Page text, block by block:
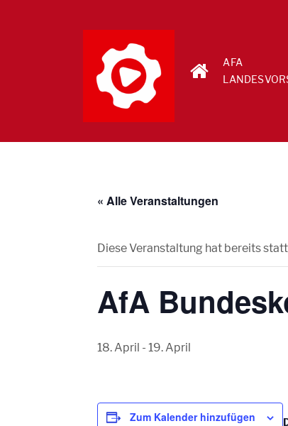
AFA
« Alle Veranstaltungen
Diese Veranstaltung hat bereits
AfA
18. April - 19. April
Zum Kalender hinzufügen